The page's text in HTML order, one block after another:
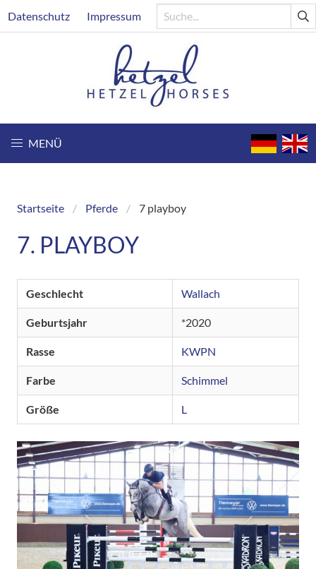
zum
Header
Datenschutz Impressum
MENÜ
Breadcrumb
Startseite Pferde 7 playboy
7. PLAYBOY
Geschlecht Wallach
Geburtsjahr 2020
Rasse KWPN
Farbe Schimmel
Größe L